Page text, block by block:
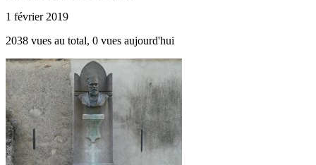
1 février 2019
2038 vues au total, 0 vues aujourd'hui